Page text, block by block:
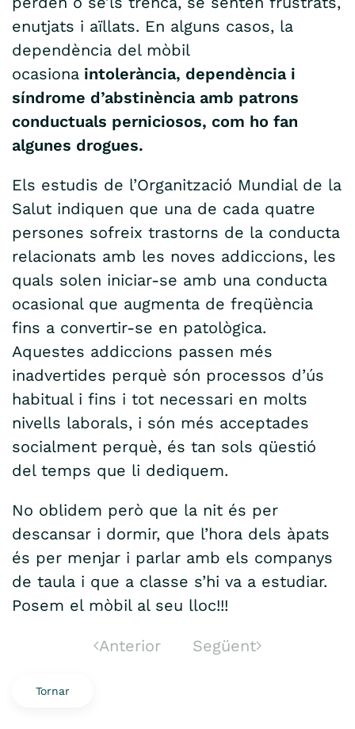
enutjats i aïllats. En alguns casos, la
dependència del mòbil
ocasiona intolerància, dependència i
síndrome d’abstinència amb patrons
conductuals perniciosos, com ho fan
algunes drogues.
Els estudis de l’Organització Mundial de la
Salut indiquen que una de cada quatre
persones sofreix trastorns de la conducta
relacionats amb les noves addiccions, les
quals solen iniciar-se amb una conducta
ocasional que augmenta de freqüència
fins a convertir-se en patològica.
Aquestes addiccions passen més
inadvertides perquè són processos d’ús
habitual i fins i tot necessari en molts
nivells laborals, i són més acceptades
socialment perquè, és tan sols qüestió
del temps que li dediquem.
No oblidem però que la nit és per
descansar i dormir, que l’hora dels àpats
és per menjar i parlar amb els companys
de taula i que a classe s’hi va a estudiar.
Posem el mòbil al seu lloc!!!
Anterior Següent
Tornar